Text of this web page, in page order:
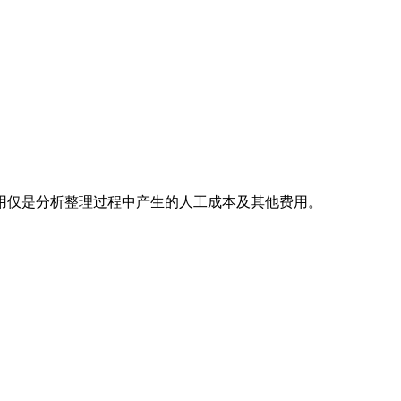
是分析整理过程中产生的人工成本及其他费用。